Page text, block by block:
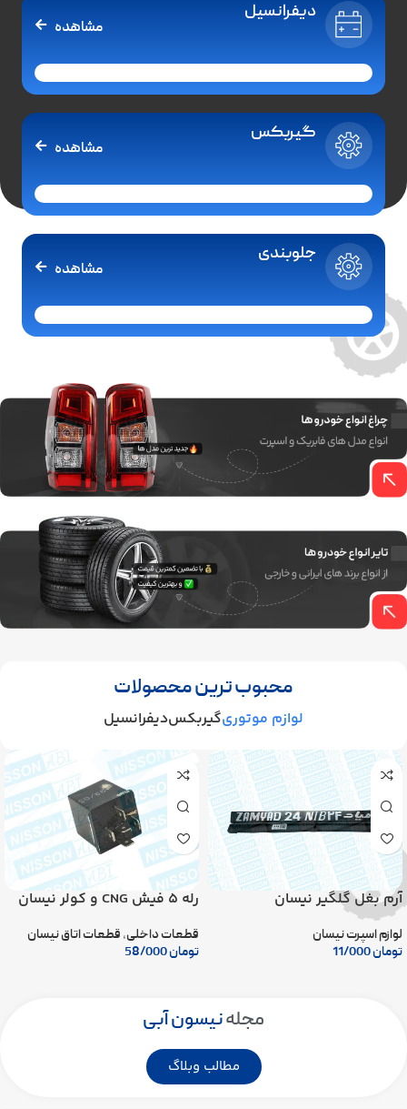
دیفرانسیل
مشاهده
گیربکس
مشاهده
جلوبندی
مشاهده
محبوب ترین محصولات
لوازم موتوریگیربکسدیفرانسیل
آرم بغل گلگیر نیسان
لوازم اسپرت نیسان
تومان
رله 5 فیش CNG و کولر نیسان
قطعات داخلی, قطعات اتاق نیسان
تومان
مجلهنیسون آبی
مطالب وبلاگ